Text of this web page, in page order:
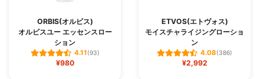
ORBIS(オルビス)
オルビスユー エッセンスロー
ション
4.11(93)
¥980
ETVOS(エトヴォス)
モイスチャライジングローショ
ン
4.08(386)
¥2,992